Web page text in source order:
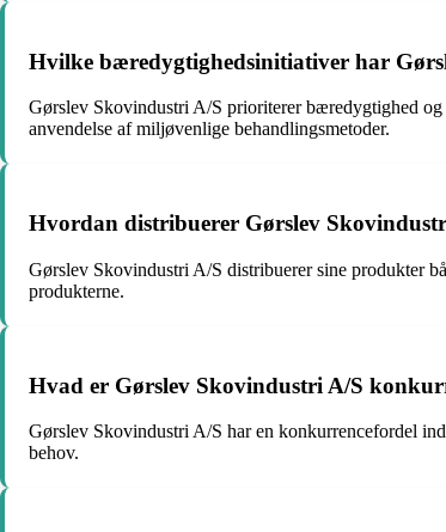
Hvilke bæredygtighedsinitiativer har
Gørslev Skovindustri A/S prioriterer bæredygtighed
anvendelse af miljøvenlige behandlingsmetoder.
Hvordan distribuerer Gørslev
Gørslev Skovindustri A/S distribuerer sine produkter
produkterne.
Hvad er Gørslev Skovindustri A/S
Gørslev Skovindustri A/S har en konkurrencefordel
behov.